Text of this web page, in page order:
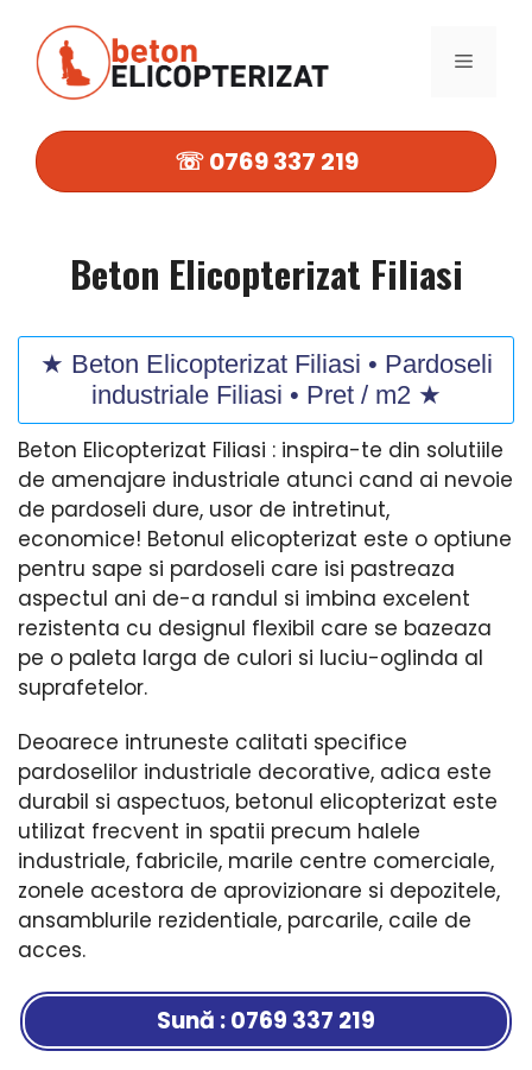
conținut
MENIU
☏ 0769 337 219
Beton Elicopterizat Filiasi
★ Beton Elicopterizat Filiasi • Pardoseli
industriale Filiasi • Pret / m2 ★
Beton Elicopterizat Filiasi : inspira-te din solutiile
de amenajare industriale atunci cand ai nevoie
de pardoseli dure, usor de intretinut,
economice! Betonul elicopterizat este o optiune
pentru sape si pardoseli care isi pastreaza
aspectul ani de-a randul si imbina excelent
rezistenta cu designul flexibil care se bazeaza
pe o paleta larga de culori si luciu-oglinda al
suprafetelor.
Deoarece intruneste calitati specifice
pardoselilor industriale decorative, adica este
durabil si aspectuos, betonul elicopterizat este
utilizat frecvent in spatii precum halele
industriale, fabricile, marile centre comerciale,
zonele acestora de aprovizionare si depozitele,
ansamblurile rezidentiale, parcarile, caile de
acces.
Sună : 0769 337 219